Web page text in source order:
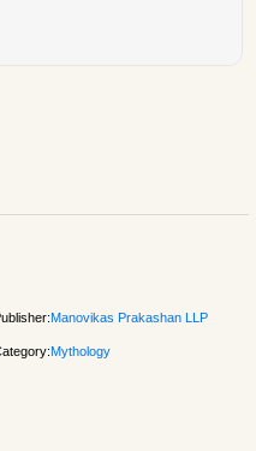
Manovikas Prakashan LLP
Mythology